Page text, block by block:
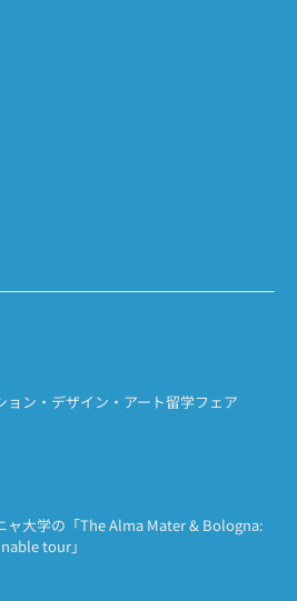
ョン・デザイン・アート留学フェア
ャ大学の「The Alma Mater & Bologna:
tour」